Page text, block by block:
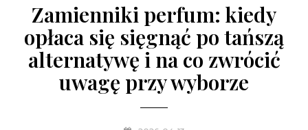
Zamienniki perfum: kiedy
opłaca się sięgnąć po tańszą
alternatywę i na co zwrócić
uwagę przy wyborze